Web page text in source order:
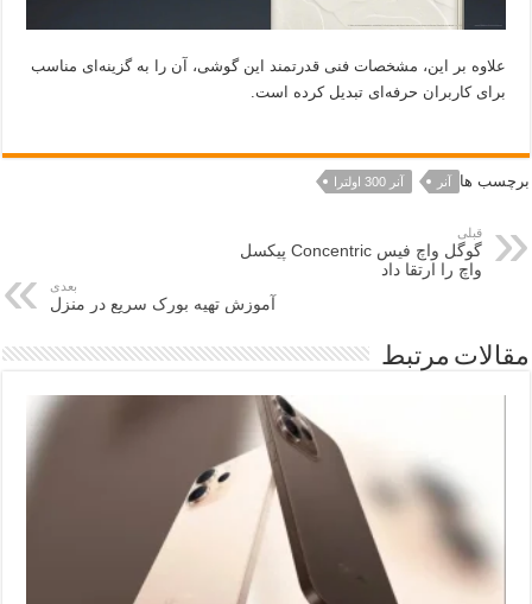
علاوه بر این، مشخصات فنی قدرتمند این گوشی، آن را به گزینه‌ای مناسب
برای کاربران حرفه‌ای تبدیل کرده است.
برچسب ها آنر آنر 300 اولترا
قبلی
گوگل واچ فیس Concentric پیکسل
واچ را ارتقا داد
بعدی
آموزش تهیه بورک سریع در منزل
مقالات مرتبط